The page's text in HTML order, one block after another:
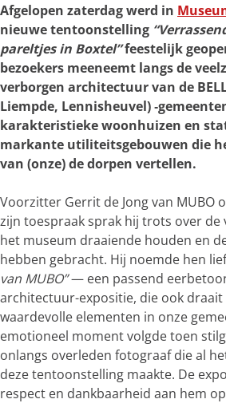
Afgelopen zaterdag werd in
nieuwe tentoonstelling
pareltjes in Boxtel”feestelijk
bezoekers meeneemt langs de
verborgen architectuur van de
Liempde, Lennisheuvel)
karakteristieke woonhuizen en
markante utiliteitsgebouwen die
van (onze) de dorpen vertellen.
Voorzitter Gerrit de Jong van MUBO
zijn toespraak sprak hij trots over de
het museum draaiende houden en
hebben gebracht. Hij noemde hen
van MUBO”— een passend
architectuur-expositie, die ook
waardevolle elementen in onze
emotioneel moment volgde toen
onlangs overleden fotograaf die al
deze tentoonstelling maakte. De
respect en dankbaarheid aan hem